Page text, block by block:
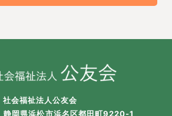
社会福祉法人公友会
岡県浜松市浜名区都田町9220-1